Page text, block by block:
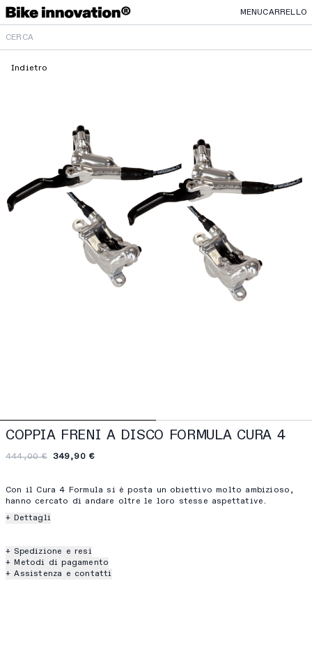
MENUCARRELLO
Indietro
COPPIA FRENI A DISCO FORMULA CURA 4
444,00 € 349,90 €
Con il Cura 4 Formula si è posta un obiettivo molto ambizioso,
hanno cercato di andare oltre le loro stesse aspettative.
+ Dettagli
+ Spedizione e resi
+ Metodi di pagamento
+ Assistenza e contatti